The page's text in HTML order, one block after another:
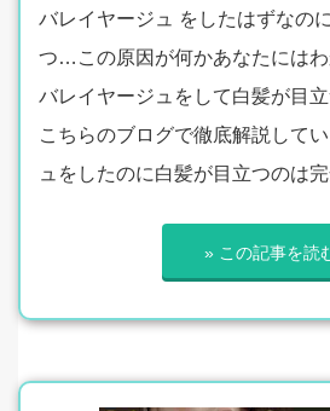
バレイヤージュ をしたはずなの
つ…この原因が何かあなたには
バレイヤージュをして白髪が目
こちらのブログで徹底解説して
ュをしたのに白髪が目立つのは完
» この記事を読